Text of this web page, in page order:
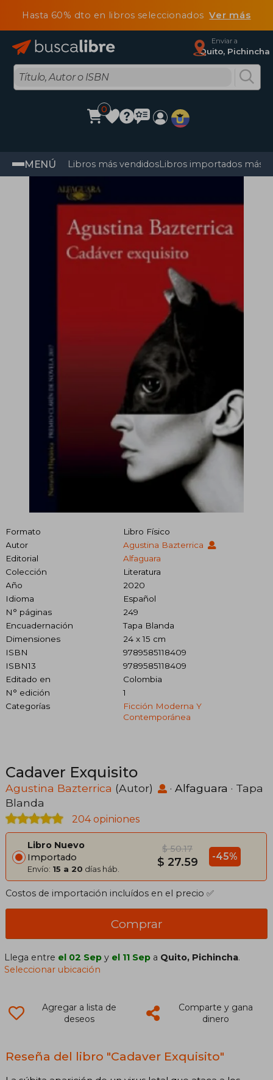
Hasta 60% dto en libros seleccionadosVer más
Enviar a
Quito, Pichincha
0
MENÚ Libros más vendidosLibros importados más
Formato
Libro Físico
Autor
Agustina Bazterrica
Editorial
Alfaguara
Colección
Literatura
Año
2020
Idioma
Español
N° páginas
249
Encuadernación
Tapa Blanda
Dimensiones
24 x 15 cm
ISBN
9789585118409
ISBN13
9789585118409
Editado en
Colombia
N° edición
1
Categorías
Ficción Moderna Y
Contemporánea
Cadaver Exquisito
Agustina Bazterrica (Autor) · Alfaguara · Tapa
Blanda
204 opiniones
Libro Nuevo
Importado
Envío: 15 a 20 días háb.
$ 50.17
$ 27.59 -45%
Costos de importación incluídos en el precio ✅
Comprar
Llega entre el 02 Sep y el 11 Sep a Quito, Pichincha.
Seleccionar ubicación
Agregar a lista de
deseos
Comparte y gana
dinero
Reseña del libro "Cadaver Exquisito"